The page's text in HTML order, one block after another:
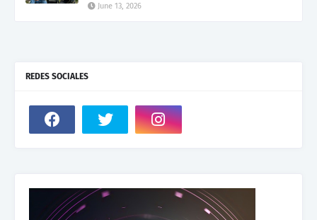
June 13, 2026
REDES SOCIALES